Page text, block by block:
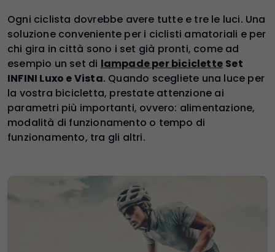
Ogni ciclista dovrebbe avere tutte e tre le luci. Una
soluzione conveniente per i ciclisti amatoriali e per
chi gira in città sono i set già pronti, come ad
esempio un set di lampade per biciclette Set
INFINI Luxo e Vista. Quando scegliete una luce per
la vostra bicicletta, prestate attenzione ai
parametri più importanti, ovvero: alimentazione,
modalità di funzionamento o tempo di
funzionamento, tra gli altri.